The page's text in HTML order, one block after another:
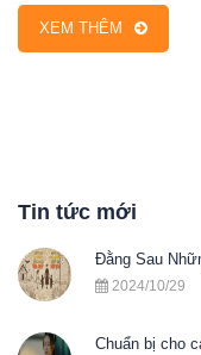
XEM THÊM
Tin tức mới
Đằng Sau
2024/10/29
Chuẩn bị cho